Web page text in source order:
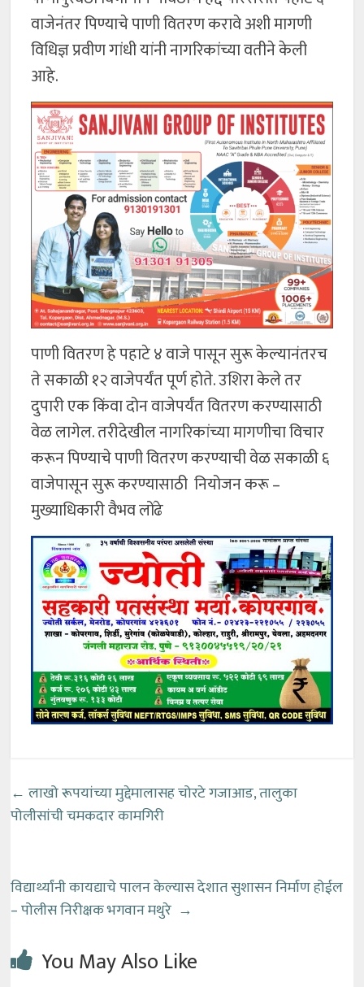
वाजेनंतर पिण्याचे पाणी वितरण करावे अशी मागणी
विधिज्ञ प्रवीण गांधी यांनी नागरिकांच्या वतीने केली
आहे.
पाणी वितरण हे पहाटे ४ वाजे पासून सुरू केल्यानंतरच
ते सकाळी १२ वाजेपर्यंत पूर्ण होते. उशिरा केले तर
दुपारी एक किंवा दोन वाजेपर्यंत वितरण करण्यासाठी
वेळ लागेल. तरीदेखील नागरिकांच्या मागणीचा विचार
करून पिण्याचे पाणी वितरण करण्याची वेळ सकाळी ६
वाजेपासून सुरू करण्यासाठी नियोजन करू –
मुख्याधिकारी वैभव लोंढे
← लाखो रूपयांच्या मुद्देमालासह चोरटे गजाआड, तालुका
पोलीसांची चमकदार कामगिरी
विद्यार्थ्यांनी कायद्याचे पालन केल्यास देशात सुशासन निर्माण होईल
– पोलीस निरीक्षक भगवान मथुरे →
You May Also Like